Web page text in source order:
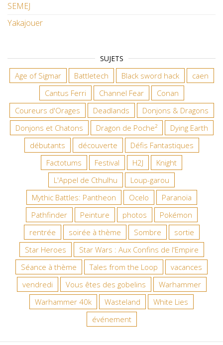
SEMEJ
Yakajouer
SUJETS
Age of Sigmar Battletech Black sword hack
caen
Cantus Ferri
Channel Fear
Conan
Coureurs d'Orages
Deadlands
Donjons & Dragons
Donjons et Chatons
Dragon de Poche²
Dying Earth
débutants
découverte
Défis Fantastiques
Factotums
Festival H2J
Knight
L'Appel de Cthulhu
Loup-garou
Mythic Battles: Pantheon
Ocelo
Paranoïa
Pathfinder
Peinture photos
Pokémon
rentrée
soirée à thème Sombre
sortie
Star Heroes
Star Wars : Aux Confins de l'Empire
Séance à thème
Tales from the Loop
vacances
vendredi
Vous êtes des gobelins
Warhammer
Warhammer 40k
Wasteland
White Lies
événement